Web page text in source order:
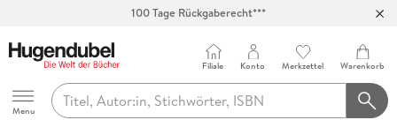
100 Tage Rückgaberecht***
Hugendubel
Menu
Filiale Konto Merkzettel Warenkorb